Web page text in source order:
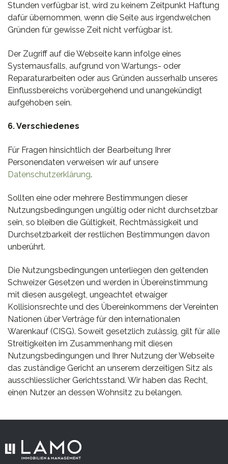
Stunden verfügbar ist, wird zu keinem Zeitpunkt Haftung
dafür übernommen, wenn die Seite aus irgendwelchen
Gründen für gewisse Zeit nicht verfügbar ist.
Der Zugriff auf die Webseite kann infolge eines
Systemausfalls, aufgrund von Wartungs- oder
Reparaturarbeiten oder aus Gründen ausserhalb unseres
Einflussbereichs vorübergehend und unangekündigt
aufgehoben sein.
6. Verschiedenes
Für Fragen hinsichtlich der Bearbeitung Ihrer
Personendaten verweisen wir auf unsere
Datenschutzerklärung.
Sollten eine oder mehrere Bestimmungen dieser
Nutzungsbedingungen ungültig oder nicht durchsetzbar
sein, so bleiben die Gültigkeit, Rechtmässigkeit und
Durchsetzbarkeit der restlichen Bestimmungen davon
unberührt.
Die Nutzungsbedingungen unterliegen den geltenden
Schweizer Gesetzen und werden in Übereinstimmung
mit diesen ausgelegt, ungeachtet etwaiger
Kollisionsrechte und des Übereinkommens der Vereinten
Nationen über Verträge für den internationalen
Warenkauf (CISG). Soweit gesetzlich zulässig, gilt für alle
Streitigkeiten im Zusammenhang mit diesen
Nutzungsbedingungen und Ihrer Nutzung der Webseite
das zuständige Gericht an unserem derzeitigen Sitz als
ausschliesslicher Gerichtsstand. Wir haben das Recht,
einen Nutzer an dessen Wohnsitz zu belangen.